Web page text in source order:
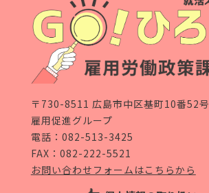
〒730-8511 広島市中区基町10番52号
雇用促進グループ
電話： 082-513-3425
FAX：082-222-5521
お問い合わせフォームはこちらから